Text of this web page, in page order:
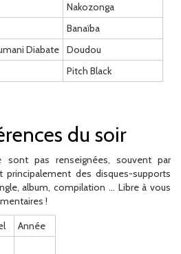
Nakozonga
Banaïba
Diabate
Doudou
Pitch Black
du soir
sont pas renseignées, souvent par
des disques-supports
album, compilation ... Libre à vous
!
Année